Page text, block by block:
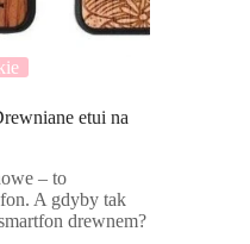
etui na
– to
A gdyby tak
drewnem?